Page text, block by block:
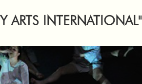
ARTS INTERNATIONAL"